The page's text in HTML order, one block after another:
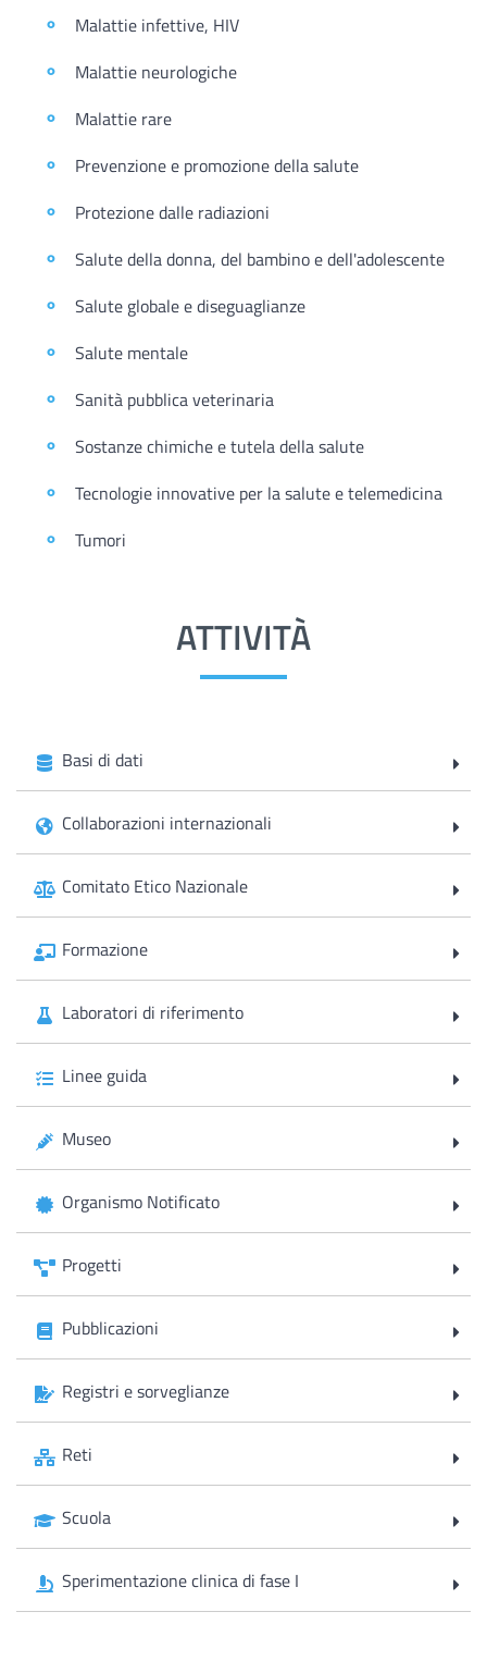
Malattie infettive, HIV
Malattie neurologiche
Malattie rare
Prevenzione e promozione della salute
Protezione dalle radiazioni
Salute della donna, del bambino e dell'adolescente
Salute globale e diseguaglianze
Salute mentale
Sanità pubblica veterinaria
Sostanze chimiche e tutela della salute
Tecnologie innovative per la salute e telemedicina
Tumori
ATTIVITÀ
Basi di dati
Collaborazioni internazionali
Comitato Etico Nazionale
Formazione
Laboratori di riferimento
Linee guida
Museo
Organismo Notificato
Progetti
Pubblicazioni
Registri e sorveglianze
Reti
Scuola
Sperimentazione clinica di fase I